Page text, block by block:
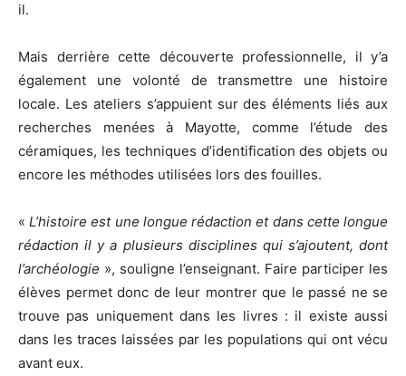
il.
Mais derrière cette découverte professionnelle, il y’a
également une volonté de transmettre une histoire
locale. Les ateliers s’appuient sur des éléments liés aux
recherches menées à Mayotte, comme l’étude des
céramiques, les techniques d’identification des objets ou
encore les méthodes utilisées lors des fouilles.
«L’histoire est une longue rédaction et dans cette longue
rédaction il y a plusieurs disciplines qui s’ajoutent, dont
l’archéologie », souligne l’enseignant. Faire participer les
élèves permet donc de leur montrer que le passé ne se
trouve pas uniquement dans les livres : il existe aussi
dans les traces laissées par les populations qui ont vécu
avant eux.